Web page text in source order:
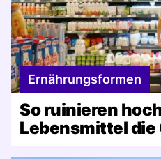
Ernährungsformen
So ruinieren
Lebensmittel